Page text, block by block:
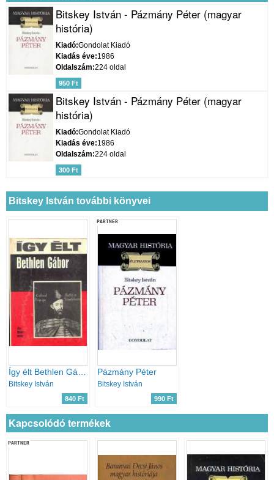
Bitskey István - Pázmány Péter (magyar
história)
Kiadó Gondolat Kiadó
Kiadás éve 1986
Oldalszám 224 oldal
950 Ft
Bitskey István - Pázmány Péter (magyar
história)
Kiadó Gondolat Kiadó
Kiadás éve 1986
Oldalszám 224 oldal
300 Ft
Bitskey István további könyvei
Bitskey István
840 Ft
PARTNER
Pázmány Péter
Bitskey István
990 Ft
Kapcsolódó termékek
PARTNER